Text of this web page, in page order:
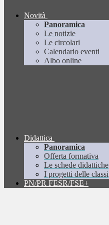
Novità
Panoramica
Le notizie
Le circolari
Calendario eventi
Albo online
Didattica
Panoramica
Offerta formativa
Le schede didattiche
I progetti delle classi
PN/PR FESR/FSE+